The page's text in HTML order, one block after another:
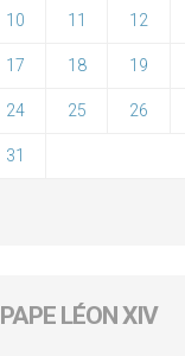
10 11 12
17 18 19
24 25 26
31
PAPE LÉON XIV